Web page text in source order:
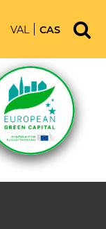
VAL CAS